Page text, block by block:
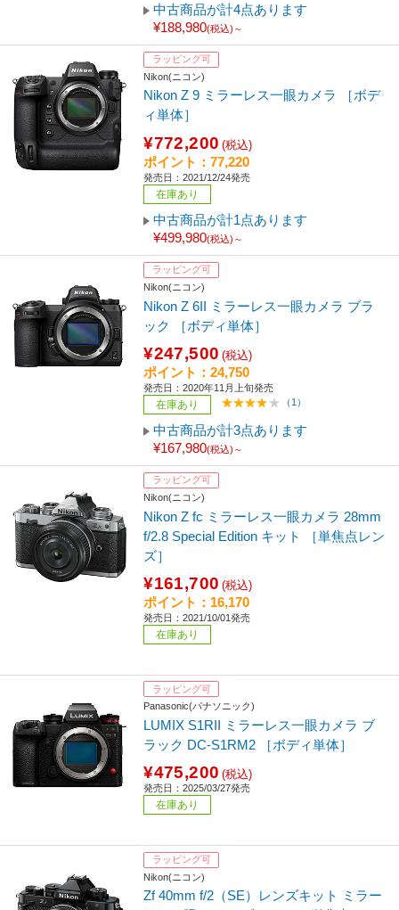
中古商品が計4点あります
¥188,980(税込)～
ラッピング可
Nikon(ニコン)
Nikon Z 9 ミラーレス一眼カメラ ［ボデ
ィ単体］
¥772,200 (税込)
ポイント：77,220
発売日：2021/12/24発売
在庫あり
中古商品が計1点あります
¥499,980(税込)～
ラッピング可
Nikon(ニコン)
Nikon Z 6II ミラーレス一眼カメラ ブラ
ック ［ボディ単体］
¥247,500 (税込)
ポイント：24,750
発売日：2020年11月上旬発売
在庫あり （1）
中古商品が計3点あります
¥167,980(税込)～
ラッピング可
Nikon(ニコン)
Nikon Z fc ミラーレス一眼カメラ 28mm
f/2.8 Special Edition キット ［単焦点レン
ズ］
¥161,700 (税込)
ポイント：16,170
発売日：2021/10/01発売
在庫あり
ラッピング可
Panasonic(パナソニック)
LUMIX S1RII ミラーレス一眼カメラ ブ
ラック DC-S1RM2 ［ボディ単体］
¥475,200 (税込)
発売日：2025/03/27発売
在庫あり
ラッピング可
Nikon(ニコン)
Zf 40mm f/2（SE）レンズキット ミラー